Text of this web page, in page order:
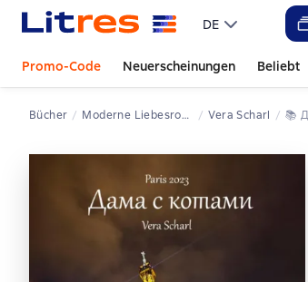
DE
Promo-Code Neuerscheinungen Beliebt
Bücher Moderne Liebesromane Vera Scharl 📚